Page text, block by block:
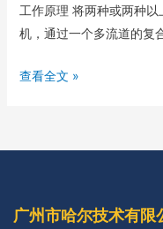
工作原理 将两种或两种
机，通过一个多流道的复
查看全文 »
广州市哈尔技术有限